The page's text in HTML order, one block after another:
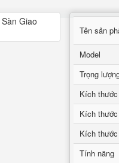
Tên sản
Model
Trọng
Kích
Kích
Kích
Tính năng